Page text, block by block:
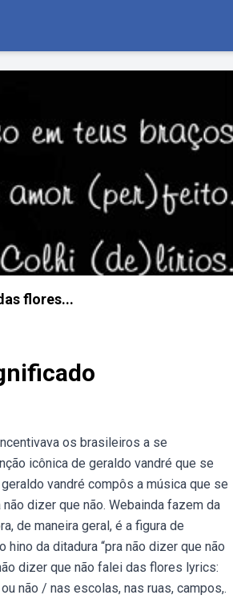
flores...
os brasileiros a se
icônica de geraldo vandré que se
vandré compôs a música que se
dizer que não. Webainda fazem da
de maneira geral, é a figura de
da ditadura “pra não dizer que não
dizer que não falei das flores lyrics:
não / nas escolas, nas ruas, campos,.